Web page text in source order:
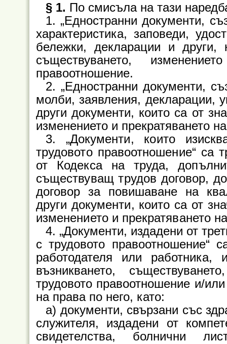
§ 1. По смисъла на тази
1. „Едностранни документи,
характеристика, заповеди,
бележки, декларации и други,
съществуването,
правоотношение.
2. „Едностранни документи,
молби, заявления, декларации,
други документи, които са от
изменението и прекратяването
3. „Документи, които
трудовото правоотношение“ са
от Кодекса на труда,
съществуващ трудов договор,
договор за повишаване на
други документи, които са от
изменението и прекратяването
4. „Документи, издадени от
с трудовото правоотношение“
работодателя или
възникването,
трудовото правоотношение и/
на права по него, като:
а) документи, свързани със
служителя, издадени от
свидетелства, болнични